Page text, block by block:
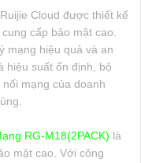
Cloud được thiết kế
cấp bảo mật cao.
mạng hiệu quả và an
hiệu suất ổn định, bộ
mạng của doanh
RG-M18(2PACK) là
mật cao. Với công